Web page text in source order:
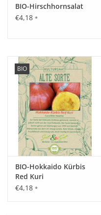
Ernte / Blüte:
Im 1. Jahr im August, im
Verwendung:
Frisch oder getrocknet
Gurken, Salatsoßen und
Alufolie mit viel frischem
Tipp:
Estragon nicht während
dieser Zeit eine zu geringe
BIO-Hirschhornsalat
€4,18 *
BIO
BIO-Hokkaido Kürbis
Red Kuri
€4,18 *